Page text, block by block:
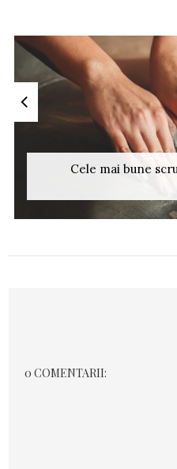
Cele mai bune
0 COMENTARII: